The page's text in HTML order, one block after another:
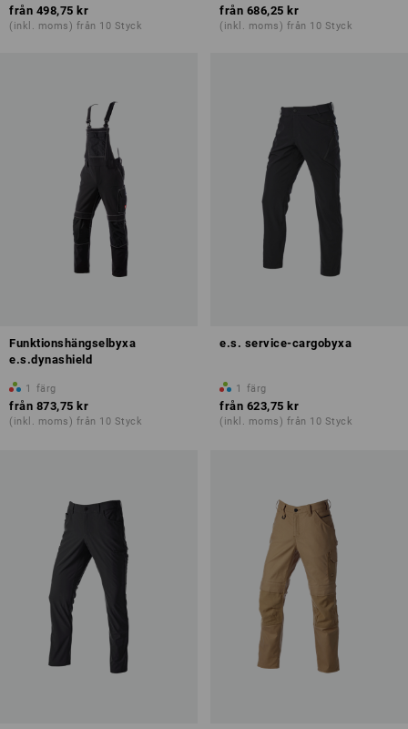
från 498,75 kr
(inkl. moms) från 10 Styck
från 686,25 kr
(inkl. moms) från 10 Styck
Funktionshängselbyxa
e.s.dynashield
1 färg
från 873,75 kr
(inkl. moms) från 10 Styck
e.s. service-cargobyxa
1 färg
från 623,75 kr
(inkl. moms) från 10 Styck